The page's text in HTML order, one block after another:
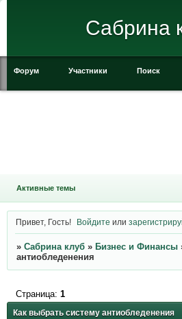
Сабрина
Форум Участники Поиск
Активные темы
Привет, Гость! Войдите или
» Сабрина клуб » Бизнес и Финансы
антиобледенения
Как выбрать систему антиобледенения
Страница: 1